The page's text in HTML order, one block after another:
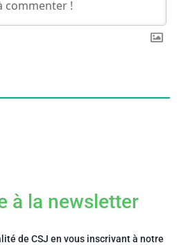
à la newsletter
de CSJ en vous inscrivant à notre